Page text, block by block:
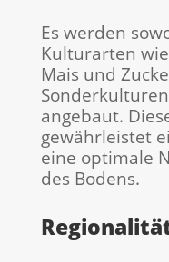
Es werden
Kulturarten wie
Mais und
angebaut.
gewährleistet
eine optimale
des Bodens.